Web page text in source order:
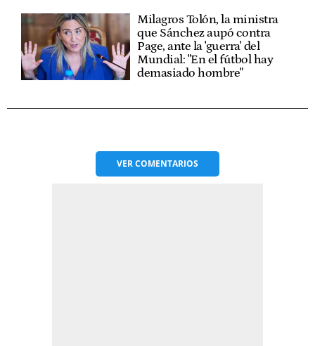
Milagros Tolón, la ministra
que Sánchez aupó contra
Page, ante la 'guerra' del
Mundial: "En el fútbol hay
demasiado hombre"
VERCOMENTARIOS